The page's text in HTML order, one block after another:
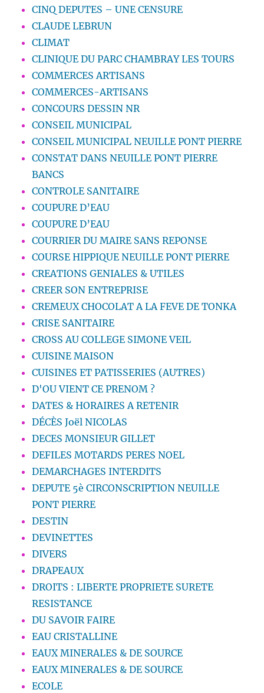
CINQ DEPUTES – UNE CENSURE
CLAUDE LEBRUN
CLIMAT
CLINIQUE DU PARC CHAMBRAY LES TOURS
COMMERCES ARTISANS
COMMERCES-ARTISANS
CONCOURS DESSIN NR
CONSEIL MUNICIPAL
CONSEIL MUNICIPAL NEUILLE PONT PIERRE
CONSTAT DANS NEUILLE PONT PIERRE
BANCS
CONTROLE SANITAIRE
COUPURE D’EAU
COUPURE D’EAU
COURRIER DU MAIRE SANS REPONSE
COURSE HIPPIQUE NEUILLE PONT PIERRE
CREATIONS GENIALES & UTILES
CREER SON ENTREPRISE
CREMEUX CHOCOLAT A LA FEVE DE TONKA
CRISE SANITAIRE
CROSS AU COLLEGE SIMONE VEIL
CUISINE MAISON
CUISINES ET PATISSERIES (AUTRES)
D'OU VIENT CE PRENOM ?
DATES & HORAIRES A RETENIR
DÉCÈS Joël NICOLAS
DECES MONSIEUR GILLET
DEFILES MOTARDS PERES NOEL
DEMARCHAGES INTERDITS
DEPUTE 5è CIRCONSCRIPTION NEUILLE
PONT PIERRE
DESTIN
DEVINETTES
DIVERS
DRAPEAUX
DROITS : LIBERTE PROPRIETE SURETE
RESISTANCE
DU SAVOIR FAIRE
EAU CRISTALLINE
EAUX MINERALES & DE SOURCE
EAUX MINERALES & DE SOURCE
ECOLE